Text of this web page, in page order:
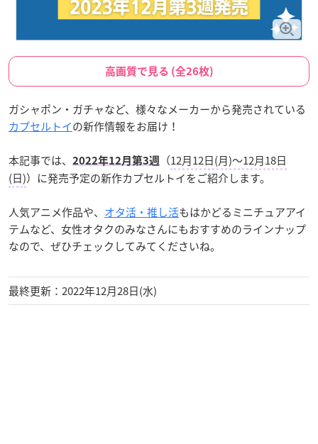
高画質で見る (全26枚)
ガシャポン・ガチャなど、様々なメーカーから発売されている
カプセルトイの新作情報をお届け！
本記事では、 2022年12月第3週 （12月12日(月)〜12月18日
(日)）に発売予定の新作カプセルトイをご紹介します。
人気アニメ作品や、 オタ活・推し活もはかどるミニチュアアイ
テムなど、女性オタクのみなさんにもおすすめのラインナップ
なので、ぜひチェックしてみてくださいね。
最終更新：2022年12月28日(水)